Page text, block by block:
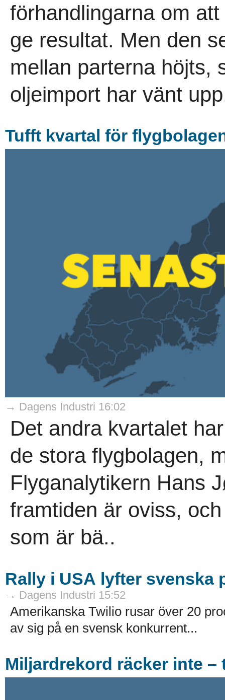
förhandlingarna om
ge resultat. Men den
mellan parterna höjts,
oljeimport har vänt
Tufft kvartal för
→ Dagens Industri 16:02
Det andra kvartalet
de stora flygbolagen,
Flyganalytikern Hans
framtiden är oviss,
som är bä..
Rally i USA lyfter svenska
→ Dagens Industri 15:52
Amerikanska Twilio rusar över 20
av sig på en svensk konkurrent...
Miljardrekord räcker inte